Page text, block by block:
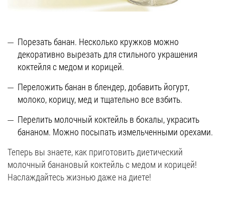
Порезать банан. Несколько кружков можно
декоративно вырезать для стильного украшения
коктейля с медом и корицей.
Переложить банан в блендер, добавить йогурт,
молоко, корицу, мед и тщательно все взбить.
Перелить молочный коктейль в бокалы, украсить
бананом. Можно посыпать измельченными орехами.
Теперь вы знаете, как приготовить диетический
молочный банановый коктейль с медом и корицей!
Наслаждайтесь жизнью даже на диете!